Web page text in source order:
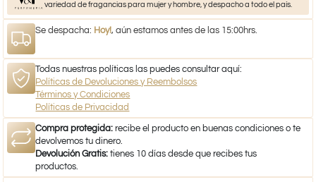
variedad de fragancias para mujer y hombre, y despacho a todo el país.
Se despacha: Hoy!, aún estamos antes de las 15:00hrs.
Todas nuestras políticas las puedes consultar aquí:
Políticas de Devoluciones y Reembolsos
Términos y Condiciones
Políticas de Privacidad
Compra protegida: recibe el producto en buenas condiciones o te
devolvemos tu dinero.
Devolución Gratis: tienes 10 días desde que recibes tus
productos.